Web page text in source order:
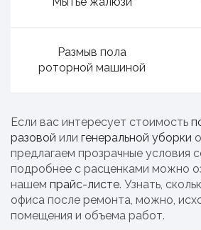
Размыв пола
роторной машиной
Если вас интересует стоимость
разовой или генеральной уборки
предлагаем прозрачные условия
подробнее с расценками можно
нашем прайс-листе. Узнать,
офиса после ремонта, можно,
помещения и объема работ.